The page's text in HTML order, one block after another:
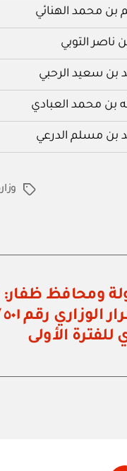
محمد الهنائي
ناصر التوبي
بن سعيد الرحبي
بن محمد العبادي
بن مسلم الدرعي
الوسوم
الأولى